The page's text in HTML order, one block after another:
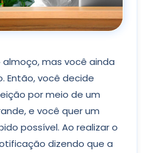
mas você ainda
Então, você decide
por meio de um
e você quer um
possível. Ao realizar o
dizendo que a